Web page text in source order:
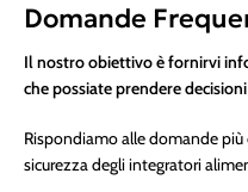
Domande
Il nostro obiettivo è fornirvi
che possiate prendere
Rispondiamo alle domande più
sicurezza degli integratori